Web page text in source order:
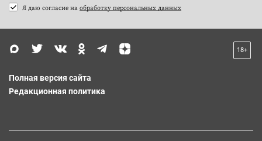
Я даю согласие на обработку персональных данных
18+
Полная версия сайта
Редакционная политика